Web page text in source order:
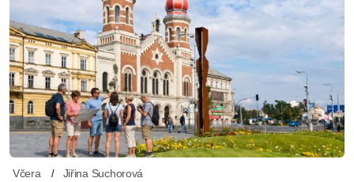
Včera Jiřina Suchorová